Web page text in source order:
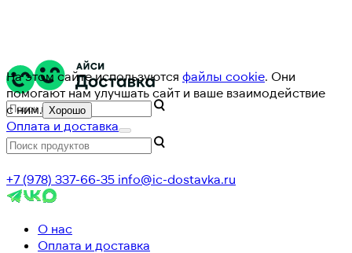
На этом сайте используются файлы cookie. Они
помогают нам улучшать сайт и ваше взаимодействие
с ним. Хорошо
Оплата и доставка
+7 (978) 337-66-35 info@ic-dostavka.ru
О нас
Оплата и доставка